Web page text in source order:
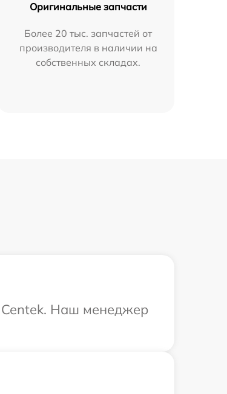
Оригинальные запчасти
Более 20 тыс. запчастей от
производителя в наличии на
собственных складах.
Centek. Наш менеджер